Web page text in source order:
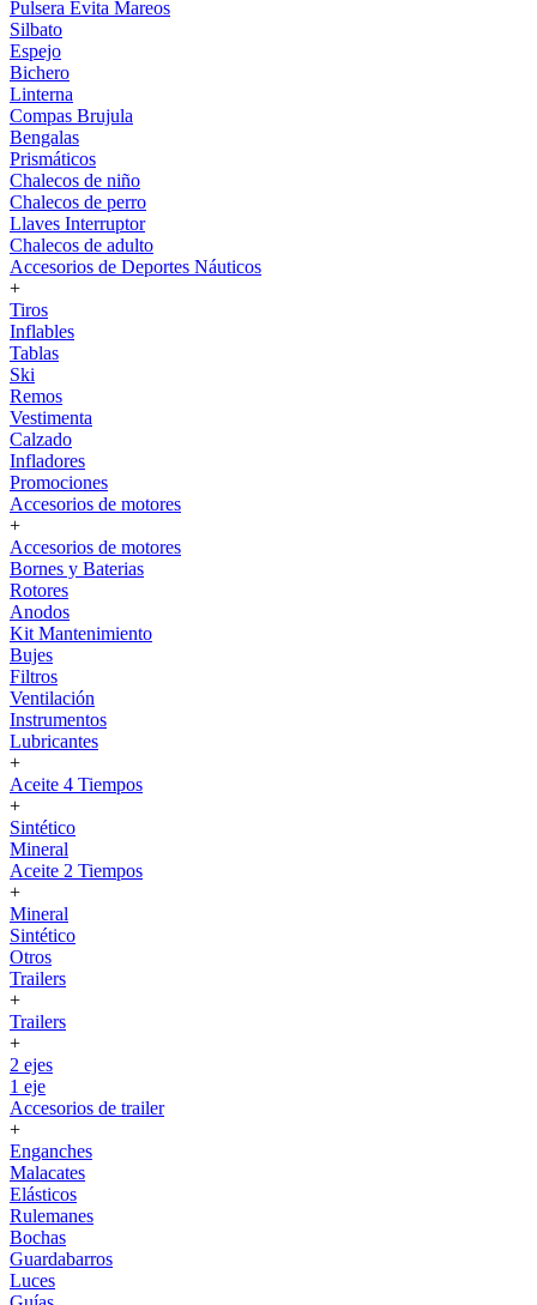
Pulsera Evita Mareos
Silbato
Espejo
Bichero
Linterna
Compas Brujula
Bengalas
Prismáticos
Chalecos de niño
Chalecos de perro
Llaves Interruptor
Chalecos de adulto
Accesorios de Deportes Náuticos
+
Tiros
Inflables
Tablas
Ski
Remos
Vestimenta
Calzado
Infladores
Promociones
Accesorios de motores
+
Accesorios de motores
Bornes y Baterias
Rotores
Anodos
Kit Mantenimiento
Bujes
Filtros
Ventilación
Instrumentos
Lubricantes
+
Aceite 4 Tiempos
+
Sintético
Mineral
Aceite 2 Tiempos
+
Mineral
Sintético
Otros
Trailers
+
Trailers
+
2 ejes
1 eje
Accesorios de trailer
+
Enganches
Malacates
Elásticos
Rulemanes
Bochas
Guardabarros
Luces